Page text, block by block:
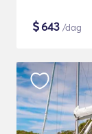
$643 /dag